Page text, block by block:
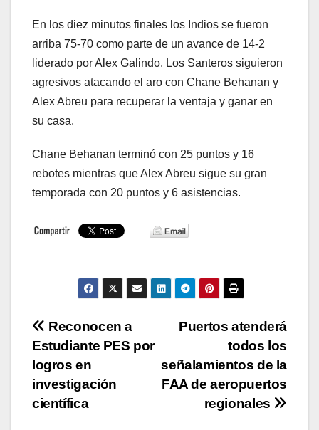
En los diez minutos finales los Indios se fueron
arriba 75-70 como parte de un avance de 14-2
liderado por Alex Galindo. Los Santeros siguieron
agresivos atacando el aro con Chane Behanan y
Alex Abreu para recuperar la ventaja y ganar en
su casa.
Chane Behanan terminó con 25 puntos y 16
rebotes mientras que Alex Abreu sigue su gran
temporada con 20 puntos y 6 asistencias.
Navegación
de
entradas
Puertos atenderá
todos los
señalamientos de la
FAA de aeropuertos
regionales
Reconocen a
Estudiante PES por
logros en
investigación
científica